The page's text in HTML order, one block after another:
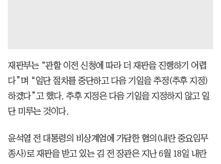
재판부는 “관할 이전 신청에 따라 더 재판을 진행하기 어렵
다”며 “일단 절차를 중단하고 다음 기일을 추정(추후 지정)
하겠다”고 했다. 추후 지정은 다음 기일을 지정하지 않고 일
단 미루는 것이다.
윤석열 전 대통령의 비상계엄에 가담한 혐의(내란 중요임무
종사)로 재판을 받고 있는 김 전 장관은 지난 6월 18일 내란